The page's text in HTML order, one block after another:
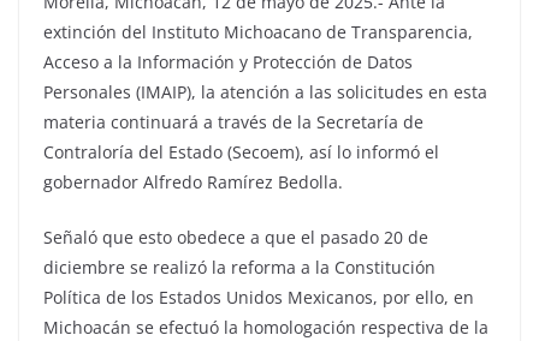
extinción del Instituto Michoacano de Transparencia,
Acceso a la Información y Protección de Datos
Personales (IMAIP), la atención a las solicitudes en esta
materia continuará a través de la Secretaría de
Contraloría del Estado (Secoem), así lo informó el
gobernador Alfredo Ramírez Bedolla.
Señaló que esto obedece a que el pasado 20 de
diciembre se realizó la reforma a la Constitución
Política de los Estados Unidos Mexicanos, por ello, en
Michoacán se efectuó la homologación respectiva de la